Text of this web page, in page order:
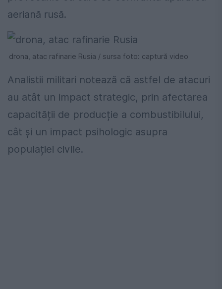
aeriană rusă.
drona, atac rafinarie Rusia / sursa foto: captură video
Analistii militari notează că astfel de atacuri
au atât un impact strategic, prin afectarea
capacității de producție a combustibilului,
cât și un impact psihologic asupra
populației civile.